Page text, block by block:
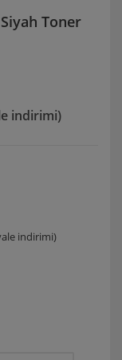
Toner
indirimi)
indirimi)